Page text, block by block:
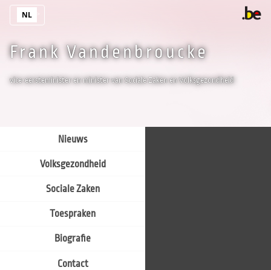
Overslaan en naar de inhoud gaan
NL
Frank Vandenbroucke
vice-eersteminister en minister van Sociale Zaken en Volksgezondheid
Nieuws
Volksgezondheid
Sociale Zaken
Toespraken
Biografie
Contact